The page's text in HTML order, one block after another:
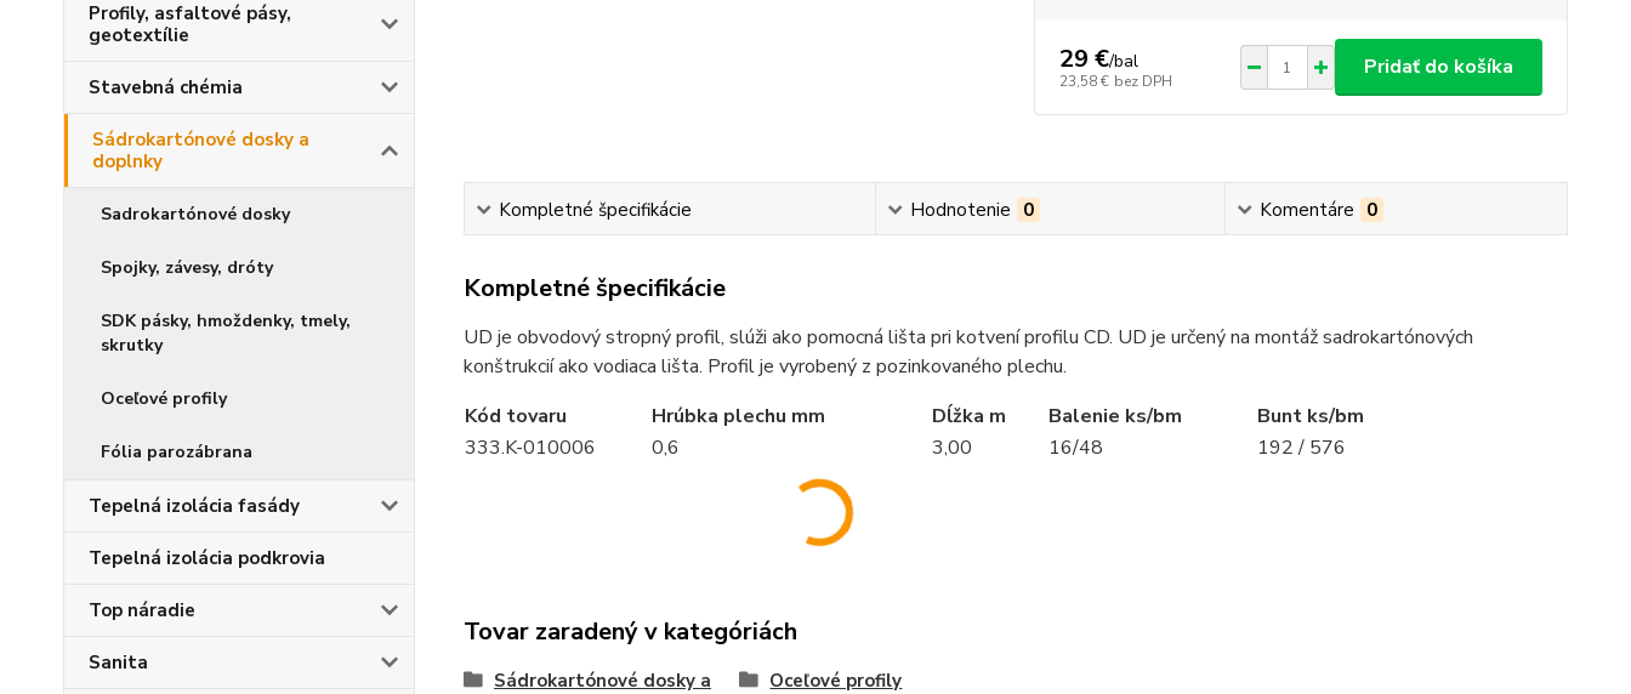
Profily, asfaltové pásy,
geotextílie
Stavebná chémia
Sádrokartónové dosky a
doplnky
Sadrokartónové dosky
Spojky, závesy, dróty
SDK pásky, hmoždenky, tmely,
skrutky
Oceľové profily
Fólia parozábrana
Tepelná izolácia fasády
Tepelná izolácia podkrovia
Top náradie
Sanita
29 €/bal
23,58 € bez DPH
Pridať do košíka
Kompletné špecifikácie Hodnotenie 0 Komentáre 0
Kompletné špecifikácie
UD je obvodový stropný profil, slúži ako pomocná lišta pri kotvení profilu CD. UD je určený na montáž sadrokartónových
konštrukcií ako vodiaca lišta. Profil je vyrobený z pozinkovaného plechu.
Kód tovaru
Hrúbka plechu mm Dĺžka m Balenie ks/bm
Bunt ks/bm
333.K-010006
0,6 3,00 16/48 192 / 576
Tovar zaradený v kategóriách
Sádrokartónové dosky a
Oceľové profily